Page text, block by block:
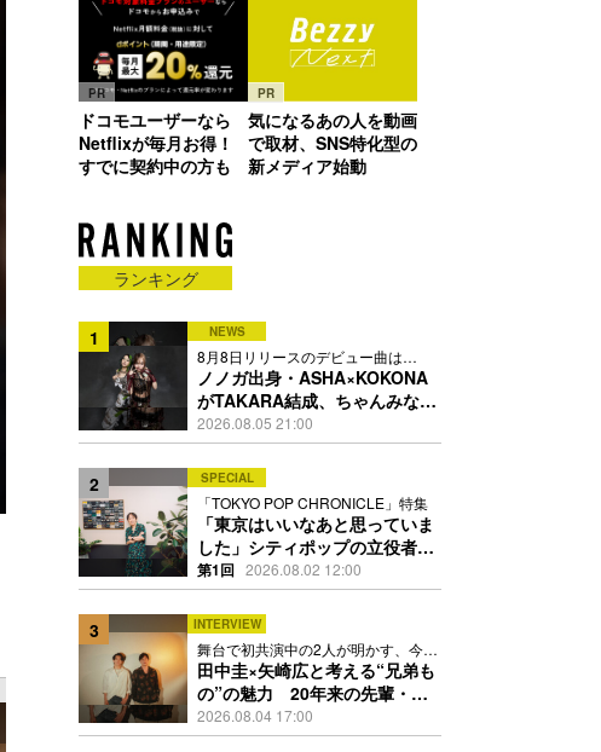
PR
ドコモユーザーなら
Netflixが毎月お得！
すでに契約中の方も
PR
気になるあの人を動画
で取材、SNS特化型の
新メディア始動
ランキング
1 NEWS
8月8日リリースのデビュー曲は
「Time is money」
ノノガ出身・ASHA×KOKONA
がTAKARA結成、ちゃんみな主
宰レーベル第2弾アーティスト
に
2026.08.05 21:00
2 SPECIAL
「TOKYO POP CHRONICLE」特集
「東京はいいなあと思っていま
した」シティポップの立役者・
伊藤銀次の名曲回想録
第1回 2026.08.02 12:00
3 INTERVIEW
舞台で初共演中の2人が明かす、今の
自分をつくる恩人の存在
田中圭×矢崎広と考える“兄弟も
の”の魅力 20年来の先輩・後
輩が初めて見つけた互いの共通
点とは
2026.08.04 17:00